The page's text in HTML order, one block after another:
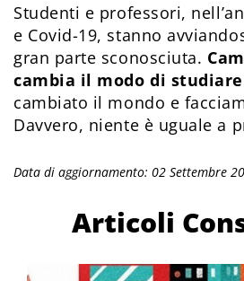
Studenti e professori,
e Covid-19, stanno
gran parte sconosciuta.
cambia il modo di
cambiato il mondo e
Davvero, niente è uguale a
Data di aggiornamento: 02 Settembre
Articoli